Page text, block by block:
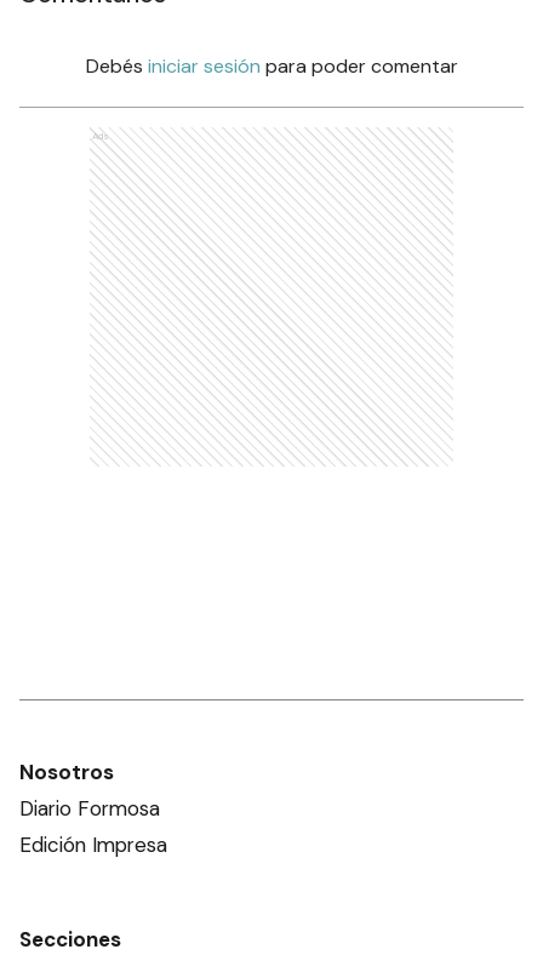
Debés iniciar sesión para poder comentar
Ads
Nosotros
Diario Formosa
Edición Impresa
Secciones